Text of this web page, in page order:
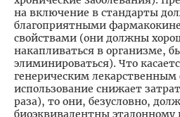
на включение в стандарты
благоприятными
свойствами (они должны
накапливаться в организме,
элиминироваться). Что
генерическим лекарственным
использование снижает
раза), то они, безусловно,
биоэквивалентны эталонному